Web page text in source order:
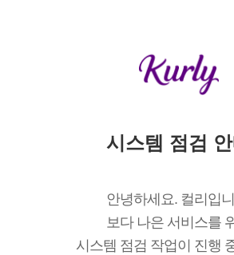
시스템 점검 안
안녕하세요. 컬리입
보다 나은 서비스를
시스템 점검 작업이 진행